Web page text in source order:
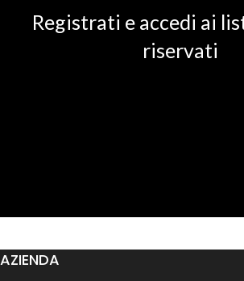
Registrati e accedi ai
riservati
AZIENDA